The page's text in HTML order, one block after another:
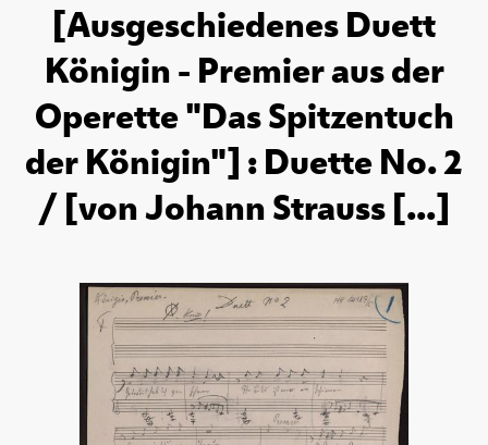
[Ausgeschiedenes Duett
Königin - Premier aus der
Operette "Das Spitzentuch
der Königin"] : Duette No. 2
/ [von Johann Strauss [...]